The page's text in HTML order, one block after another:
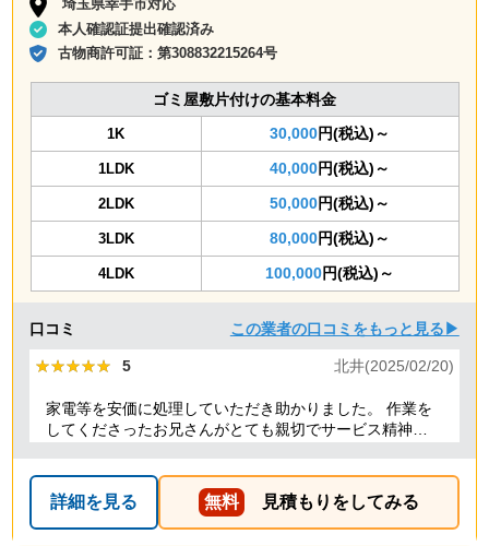
埼玉県幸手市対応
本人確認証提出確認済み
古物商許可証：第308832215264号
ゴミ屋敷片付けの基本料金
1K 30,000円(税込)～
1LDK 40,000円(税込)～
2LDK 50,000円(税込)～
3LDK 80,000円(税込)～
4LDK 100,000円(税込)～
口コミ この業者の口コミをもっと見る▶
★★★★★
★★★★★ 5 北井(2025/02/20)
家電等を安価に処理していただき助かりました。 作業を
してくださったお兄さんがとても親切でサービス精神溢
詳細を見る 無料 見積もりをしてみる